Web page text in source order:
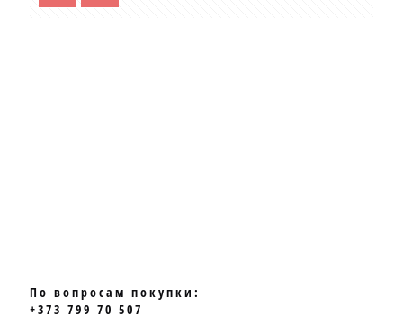
По вопросам покупки:
+373 799 70 507